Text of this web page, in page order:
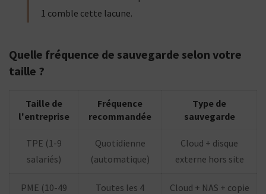
1 comble cette lacune.
Quelle fréquence de sauvegarde selon votre
taille ?
Taille de
l'entreprise
Fréquence
recommandée
Type de
sauvegarde
TPE (1-9
salariés)
Quotidienne
(automatique)
Cloud + disque
externe hors site
PME (10-49
Toutes les 4
Cloud + NAS + copie